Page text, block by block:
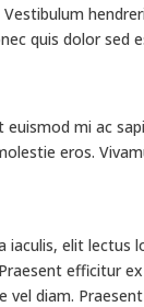
quis dolor
mi ac
eros.
iaculis, elit
efficitur
diam.